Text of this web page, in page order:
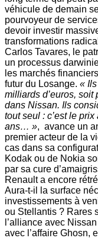
véhicule de demain
pourvoyeur de
devoir investir
transformations
Carlos Tavares, le
un processus
les marchés
futur du Losange. «
milliards d’euros,
dans Nissan. Ils
tout seul : c’est le
ans… », avance un
premier acteur de la
cas dans sa
Kodak ou de Nokia
par sa cure
Renault a encore
Aura-t-il la surface
investissements à
ou Stellantis ? Rares
l’alliance avec
avec l’affaire Ghosn,